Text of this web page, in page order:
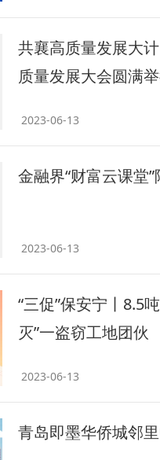
共襄高质量发展大
质量发展大会圆满
2023-06-13
金融界“财富云课堂
2023-06-13
“三促”保安宁丨8.5
灭”一盗窃工地团伙
2023-06-13
青岛即墨华侨城邻